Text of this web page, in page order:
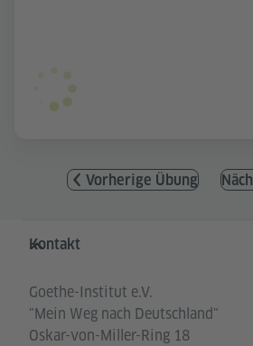
Vorherige Übung
Service- und
Kontakt
Goethe-Institut e.V.
"Mein Weg nach Deutschland"
Oskar-von-Miller-Ring 18